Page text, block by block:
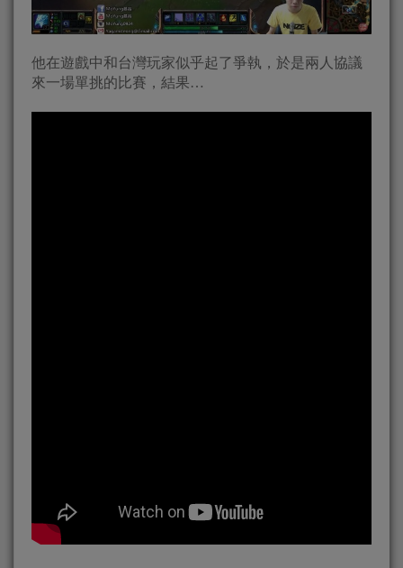
他在遊戲中和台灣玩家似乎起了爭執，於是兩人協議
來一場單挑的比賽，結果…